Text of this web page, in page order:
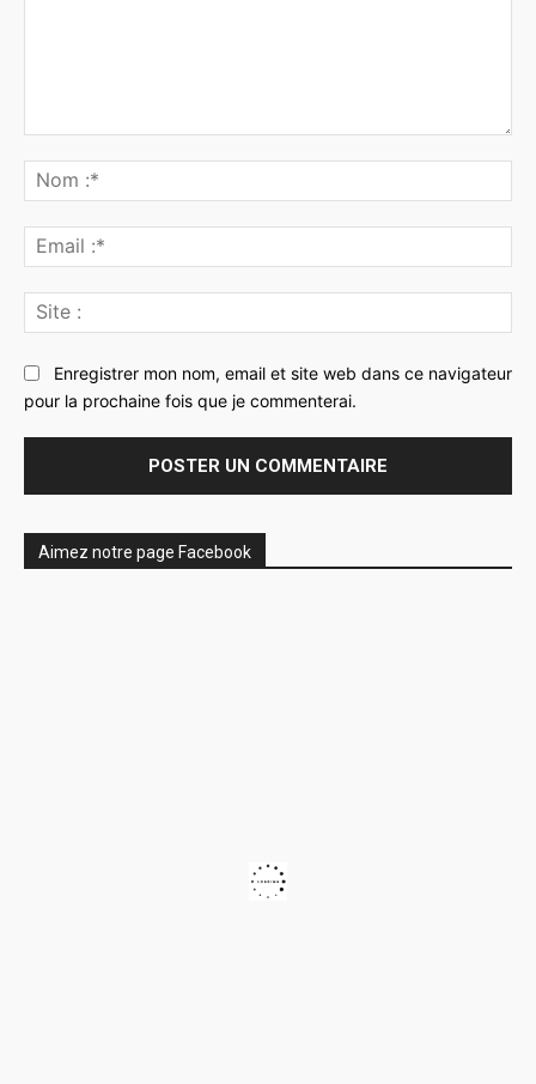
:*
:*
:
Enregistrer mon nom, email et site web dans ce navigateur
pour la prochaine fois que je commenterai.
Aimez notre page Facebook